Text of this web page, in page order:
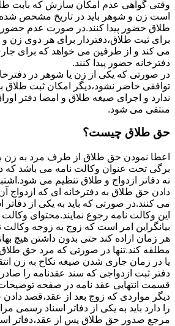
وقتی گواهی عدم امکان سازش که بابت
است زن و شوهر باید در تاریخ مشخص شده
طلاق حضور پیدا کنند.در صورت عدم
برای ثبت طلاق،دفتردار برای هر دوی زن
می کند و از طرفین می خواهد که برای
دفترخانه حضور پیدا کنند.
در صورتی که یکی از زن یا شوهر در
توافقی حاضر نشود،دیگر امکان ثبت طلاق
ندارد و اجرای صیغه طلاق و امضا دفتر
منتفی می شود.
حق طلاق چیست؟
اعطا نمودن حق طلاق از طرف مرد به
برگی تحت عنوان وکالت نامه می باشد که
نه دفاتر ازدواج و طلاق تنظیم می
دادن حق طلاق به دفترخانه ای که ازدواج
می کنند.در صورتی که باید به یکی از
این وکالت نامه رجوع نمایند.محتوای
بیانگراین امر است که زوج به زوجه وکالت
هر زمان اراده کند حتی بدون داشتن هیچ بهانه
مطلقه کند.تنها در صورتی که مرد حق طلاق
یا در زمان جاری شدن صیغه نکاح به زن
دفتر ثبت ازدواجی که سند عقدنامه را
قسمت انتهایی عقد نامه در صفحه
دیگر مواردی که زوج بعد از عقد،قصد
را دارد باید به یکی از دفاتر اسناد رسمی
مرجع صدور حق طلاق پس از عقد،دفاتر